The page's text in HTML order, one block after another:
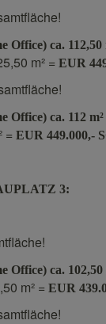
Office) ca. 112,50
m² = EUR
Office) ca. 112 m²
= EUR 449.000,-
3:
Office) ca. 102,50
m² = EUR